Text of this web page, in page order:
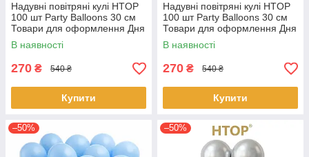
Надувні повітряні кулі HTOP
100 шт Party Balloons 30 см
Товари для оформлення Дня
народження Святкова
атрибутика Темно Сірий
В наявності
270 ₴ 540 ₴
Купити
Надувні повітряні кулі HTOP
100 шт Party Balloons 30 см
Товари для оформлення Дня
народження Святкова
атрибутика Зелений
В наявності
270 ₴ 540 ₴
Купити
–50% –50%